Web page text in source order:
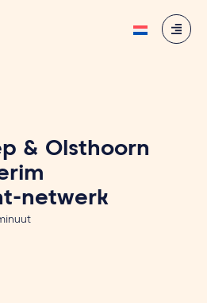
& Olsthoorn
netwerk
minuut